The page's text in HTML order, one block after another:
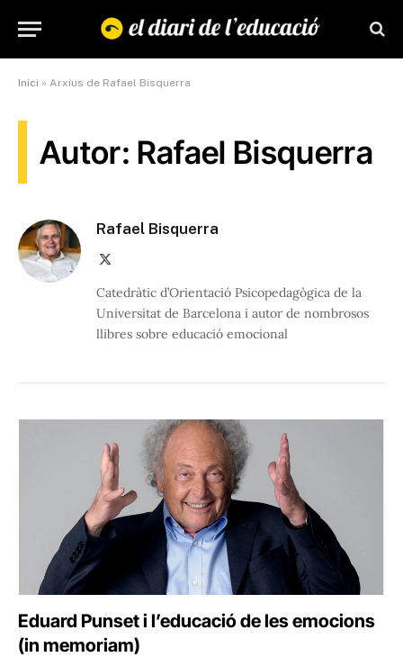
Inici » Arxius de Rafael Bisquerra
Autor: Rafael Bisquerra
Rafael Bisquerra
Catedràtic d’Orientació Psicopedagògica de la
Universitat de Barcelona i autor de nombrosos
llibres sobre educació emocional
Eduard Punset i l’educació de les emocions
(in memoriam)